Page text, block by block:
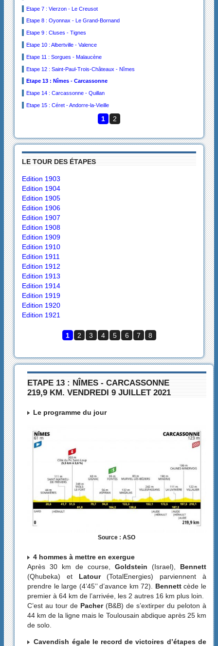
Etape 7 : Vierzon - Le Creusot
Etape 8 : Oyonnax - Le Grand-Bornand
Etape 9 : Cluses - Tignes
Etape 10 : Albertville - Valence
Etape 11 : Sorgues - Malaucène
Etape 12 : Saint-Paul-Trois-Châteaux - Nîmes
Etape 13 : Nîmes - Carcassonne
Etape 14 : Carcassonne - Quillan
Etape 15 : Céret - Andorre-la-Vieille
1 2
LE TOUR DES ÉTAPES
Edition 1903
Edition 1904
Edition 1905
Edition 1906
Edition 1907
Edition 1908
Edition 1909
Edition 1910
Edition 1911
Edition 1912
Edition 1913
Edition 1914
Edition 1919
Edition 1920
Edition 1921
1 2 3 4 5 6 7 8
ETAPE 13 : NÎMES - CARCASSONNE
219,9 KM. VENDREDI 9 JUILLET 2021
Le programme du jour
Source : ASO
4 hommes à mettre en exergue
Après 30 km de course, Goldstein (Israel),
Bennett
(Qhubeka) et Latour(TotalEnergies) parviennent à
prendre le large (4’45’’ d’avance km 72).
Bennettcède le
premier à 64 km de l’arrivée, les 2 autres 16 km plus loin.
C’est au tour de Pacher(B&B) de s’extirper du peloton à
44 km de la ligne mais le Toulousain abdique après 25 km
de solo.
Cavendish égale le record de victoires d’étapes de